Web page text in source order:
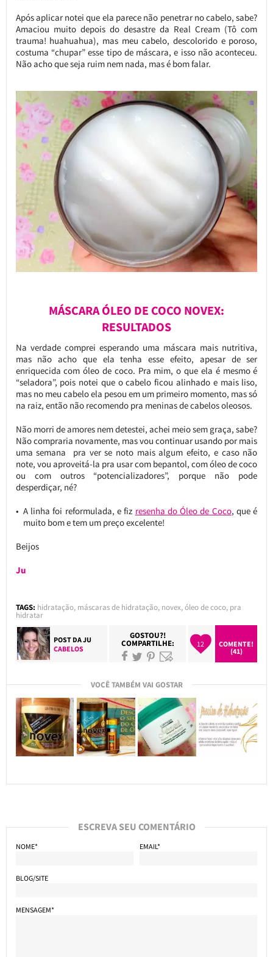
Após aplicar notei que ela parece não penetrar no cabelo, sabe?
Amaciou muito depois do desastre da Real Cream (Tô com
trauma! huahuahua), mas meu cabelo, descolorido e poroso,
costuma “chupar” esse tipo de máscara, e isso não aconteceu.
Não acho que seja ruim nem nada, mas é bom falar.
MÁSCARA ÓLEO DE COCO NOVEX:
RESULTADOS
Na verdade comprei esperando uma máscara mais nutritiva,
mas não acho que ela tenha esse efeito, apesar de ser
enriquecida com óleo de coco. Pra mim, o que ela é mesmo é
“seladora”, pois notei que o cabelo ficou alinhado e mais liso,
mas no meu cabelo ela pesou em um primeiro momento, mas só
na raiz, então não recomendo pra meninas de cabelos oleosos.
Não morri de amores nem detestei, achei meio sem graça, sabe?
Não compraria novamente, mas vou continuar usando por mais
uma semana pra ver se noto mais algum efeito, e caso não
note, vou aproveitá-la pra usar com bepantol, com óleo de coco
ou com outros “potencializadores”, porque não pode
desperdiçar, né?
A linha foi reformulada, e fiz resenha do Óleo de Coco, que é
muito bom e tem um preço excelente!
Beijos
Ju
TAGS: hidratação, máscaras de hidratação, novex,óleo de coco, pra
hidratar
POST DAJU
CABELOS
GOSTOU?!
COMPARTILHE: 12
COMENTE!
(41)
VOCÊ TAMBÉM VAI GOSTAR
ESCREVA SEU COMENTÁRIO
NOME* EMAIL*
BLOG/SITE
MENSAGEM*